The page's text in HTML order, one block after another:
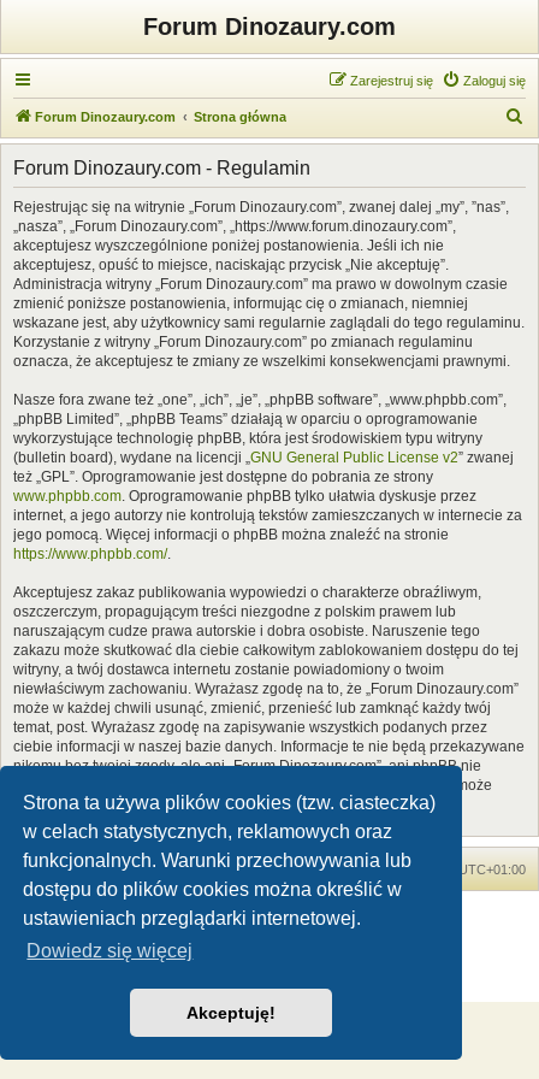
Strona ta używa plików cookies (tzw. ciasteczka)
w celach statystycznych, reklamowych oraz
funkcjonalnych. Warunki przechowywania lub
dostępu do plików cookies można określić w
ustawieniach przeglądarki internetowej.
Dowiedz się więcej
Akceptuję!
Forum Dinozaury.com
Zaloguj się
Zarejestruj się
Forum Dinozaury.com Strona główna
z
Forum Dinozaury.com - Regulamin
Rejestrując się na witrynie „Forum Dinozaury.com”, zwanej dalej „my”, ”nas”,
„nasza”, „Forum Dinozaury.com”, „https://www.forum.dinozaury.com”,
akceptujesz wyszczególnione poniżej postanowienia. Jeśli ich nie
akceptujesz, opuść to miejsce, naciskając przycisk „Nie akceptuję”.
Administracja witryny „Forum Dinozaury.com” ma prawo w dowolnym czasie
zmienić poniższe postanowienia, informując cię o zmianach, niemniej
wskazane jest, aby użytkownicy sami regularnie zaglądali do tego regulaminu.
Korzystanie z witryny „Forum Dinozaury.com” po zmianach regulaminu
oznacza, że akceptujesz te zmiany ze wszelkimi konsekwencjami prawnymi.
Nasze fora zwane też „one”, „ich”, „je”, „phpBB software”, „www.phpbb.com”,
„phpBB Limited”, „phpBB Teams” działają w oparciu o oprogramowanie
wykorzystujące technologię phpBB, która jest środowiskiem typu witryny
(bulletin board), wydane na licencji „GNU General Public License v2” zwanej
też „GPL”. Oprogramowanie jest dostępne do pobrania ze strony
www.phpbb.com. Oprogramowanie phpBB tylko ułatwia dyskusje przez
internet, a jego autorzy nie kontrolują tekstów zamieszczanych w internecie za
jego pomocą. Więcej informacji o phpBB można znaleźć na stronie
https://www.phpbb.com/.
Akceptujesz zakaz publikowania wypowiedzi o charakterze obraźliwym,
oszczerczym, propagującym treści niezgodne z polskim prawem lub
naruszającym cudze prawa autorskie i dobra osobiste. Naruszenie tego
zakazu może skutkować dla ciebie całkowitym zablokowaniem dostępu do tej
witryny, a twój dostawca internetu zostanie powiadomiony o twoim
niewłaściwym zachowaniu. Wyrażasz zgodę na to, że „Forum Dinozaury.com”
może w każdej chwili usunąć, zmienić, przenieść lub zamknąć każdy twój
temat, post. Wyrażasz zgodę na zapisywanie wszystkich podanych przez
ciebie informacji w naszej bazie danych. Informacje te nie będą przekazywane
nikomu bez twojej zgody, ale ani „Forum Dinozaury.com”, ani phpBB nie
ponosi odpowiedzialności za włamania do witryny, podczas których może
dojść do kradzieży danych.
Forum Dinozaury.com Strona główna Strefa czasowa UTC+01:00
Dinozaury.com© 2006-2020
Polski pakiet językowy dostarcza